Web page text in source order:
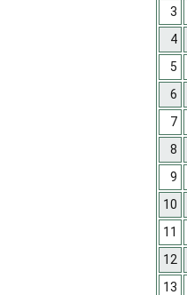
3
4
5
6
7
8
9
10
11
12
13